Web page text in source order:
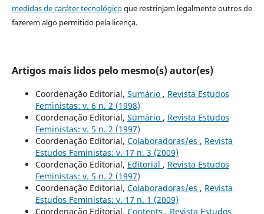
medidas de caráter tecnológicoque restrinjam legalmente outros de
fazerem algo permitido pela licença.
Artigos mais lidos pelo mesmo(s) autor(es)
Coordenação Editorial, Sumário , Revista Estudos
Feministas: v. 6 n. 2 (1998)
Coordenação Editorial, Sumário , Revista Estudos
Feministas: v. 5 n. 2 (1997)
Coordenação Editorial, Colaboradoras/es , Revista
Estudos Feministas: v. 17 n. 3 (2009)
Coordenação Editorial, Editorial , Revista Estudos
Feministas: v. 5 n. 2 (1997)
Coordenação Editorial, Colaboradoras/es , Revista
Estudos Feministas: v. 17 n. 1 (2009)
Coordenação Editorial, Contents , Revista Estudos